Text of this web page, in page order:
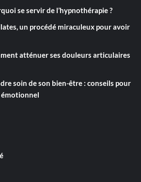
se servir de l’hypnothérapie ?
un procédé miraculeux pour avoir
atténuer ses douleurs articulaires
soin de son bien-être : conseils pour
émotionnel